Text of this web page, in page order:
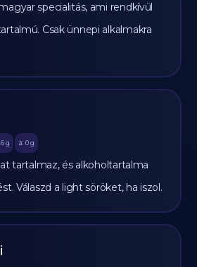
specialitás, ami rendkívül
Csak ünnepi alkalmakra
g 🫒 0 g
tartalmaz, és alkoholtartalma
Válaszd a light söröket, ha iszol.